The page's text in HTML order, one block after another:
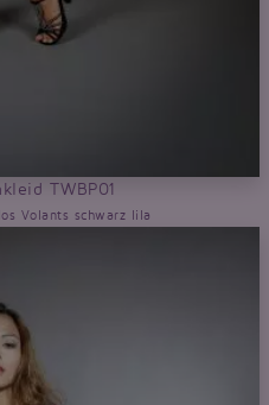
TWBP01
Volants schwarz lila